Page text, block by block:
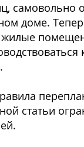
самовольно
доме.
жилые
статьи